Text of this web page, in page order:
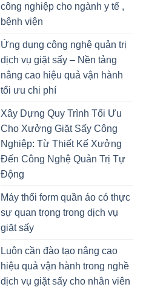
công nghiệp cho ngành y tế ,
bệnh viện
Ứng dụng công nghệ quản trị
dịch vụ giặt sấy – Nền tảng
nâng cao hiệu quả vận hành
tối ưu chi phí
Xây Dựng Quy Trình Tối Ưu
Cho Xưởng Giặt Sấy Công
Nghiệp: Từ Thiết Kế Xưởng
Đến Công Nghệ Quản Trị Tự
Động
Máy thổi form quần áo có thực
sự quan trọng trong dịch vụ
giặt sấy
Luôn cần đào tạo nâng cao
hiệu quả vận hành trong nghề
dịch vụ giặt sấy cho nhân viên